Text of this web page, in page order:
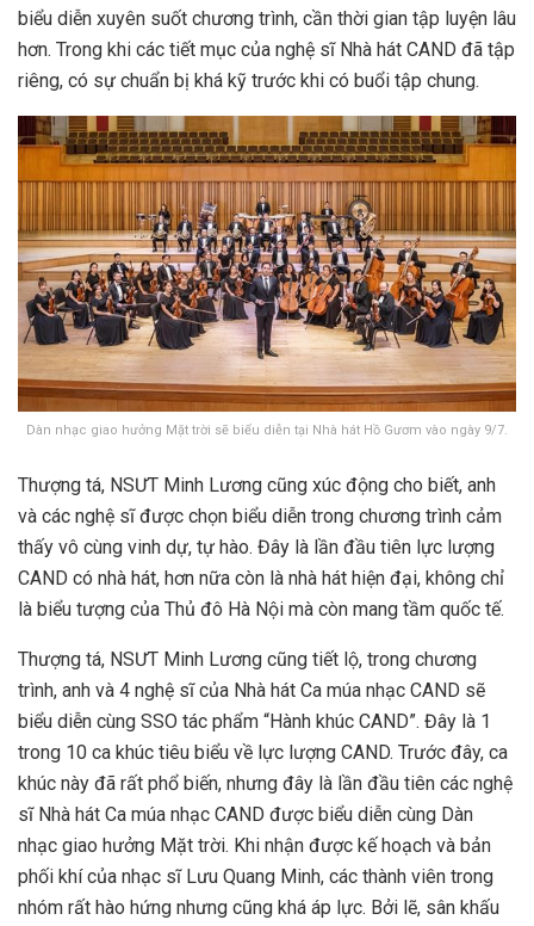
biểu diễn xuyên suốt chương trình, cần thời gian tập luyện lâu
hơn. Trong khi các tiết mục của nghệ sĩ Nhà hát CAND đã tập
riêng, có sự chuẩn bị khá kỹ trước khi có buổi tập chung.
Dàn nhạc giao hưởng Mặt trời sẽ biểu diễn tại Nhà hát Hồ Gươm vào ngày 9/7.
Thượng tá, NSƯT Minh Lương cũng xúc động cho biết, anh
và các nghệ sĩ được chọn biểu diễn trong chương trình cảm
thấy vô cùng vinh dự, tự hào. Đây là lần đầu tiên lực lượng
CAND có nhà hát, hơn nữa còn là nhà hát hiện đại, không chỉ
là biểu tượng của Thủ đô Hà Nội mà còn mang tầm quốc tế.
Thượng tá, NSƯT Minh Lương cũng tiết lộ, trong chương
trình, anh và 4 nghệ sĩ của Nhà hát Ca múa nhạc CAND sẽ
biểu diễn cùng SSO tác phẩm “Hành khúc CAND”. Đây là 1
trong 10 ca khúc tiêu biểu về lực lượng CAND. Trước đây, ca
khúc này đã rất phổ biến, nhưng đây là lần đầu tiên các nghệ
sĩ Nhà hát Ca múa nhạc CAND được biểu diễn cùng Dàn
nhạc giao hưởng Mặt trời. Khi nhận được kế hoạch và bản
phối khí của nhạc sĩ Lưu Quang Minh, các thành viên trong
nhóm rất hào hứng nhưng cũng khá áp lực. Bởi lẽ, sân khấu